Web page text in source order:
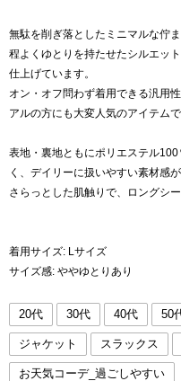
無駄を削ぎ落としたミニマルな佇
程よくゆとりを持たせたシルエッ
仕上げています。
オン・オフ問わず着用できる汎用
アルの方にも大変人気のアイテムで
表地・裏地ともにポリエステル
く、デイリーに扱いやすい素材感が
さらっとした肌触りで、ロングシ
着用サイズ: Lサイズ
サイズ感: ややゆとりあり
20代 30代 40代 50
ジャケット スラックス
お天気コーデ_過ごしやすい